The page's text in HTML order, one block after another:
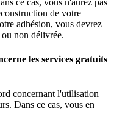
ce cas, vous n'aurez pas
de votre
adhésion, vous devrez
ou non délivrée.
les services gratuits
concernant l'utilisation
Dans ce cas, vous en